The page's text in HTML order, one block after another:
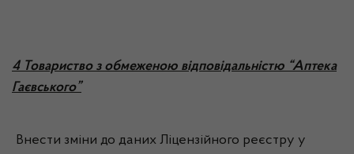
4 Товариство з обмеженою відповідальністю “Аптека
Гаєвського”
Внести зміни до даних Ліцензійного реєстру у